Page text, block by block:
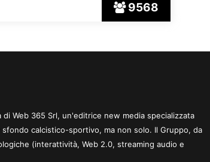
9568
Web 365 Srl, un'editrice new media specializzata
calcistico-sportivo, ma non solo. Il Gruppo, da
(interattività, Web 2.0, streaming audio e